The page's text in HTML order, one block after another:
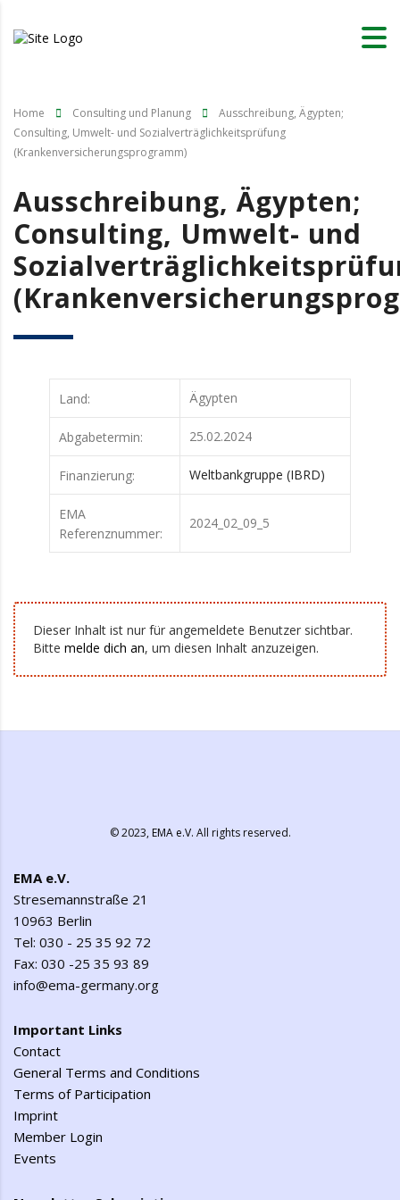
Home Consulting und Planung
Ausschreibung, Ägypten;
Consulting, Umwelt- und Sozialverträglichkeitsprüfung
(Krankenversicherungsprogramm)
Ausschreibung, Ägypten;
Consulting, Umwelt- und
Land: Ägypten
Abgabetermin: 25.02.2024
Finanzierung: Weltbankgruppe (IBRD)
EMA
Referenznummer:
2024_02_09_5
Dieser Inhalt ist nur für angemeldete Benutzer sichtbar.
Bitte melde dich an, um diesen Inhalt anzuzeigen.
© 2023,EMA e.V. All rights reserved.
EMA e.V.
Stresemannstraße 21
10963 Berlin
Tel: 030 - 25 35 92 72
Fax: 030 -25 35 93 89
info@ema-germany.org
Important Links
Contact
General Terms and Conditions
Terms of Participation
Imprint
Member Login
Events